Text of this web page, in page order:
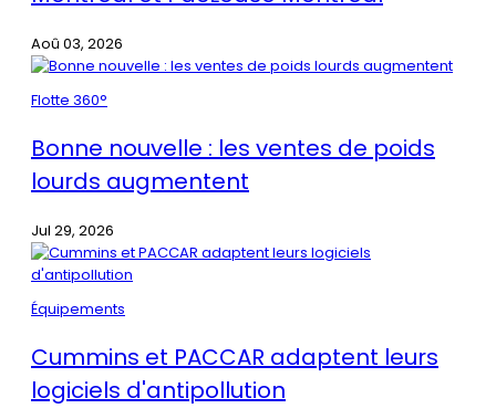
Aoû 03, 2026
Flotte 360°
Bonne nouvelle : les ventes de poids
lourds augmentent
Jul 29, 2026
Équipements
Cummins et PACCAR adaptent leurs
logiciels d'antipollution